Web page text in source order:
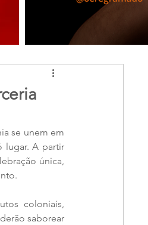
se unem em
lugar. A partir
única,
coloniais,
saborear